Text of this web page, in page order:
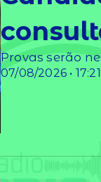
07/08/2026 • 17:21
Provas serão